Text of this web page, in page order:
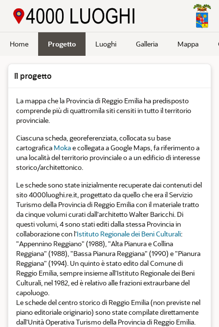
Home Progetto Luoghi Galleria Mappa
Il progetto
La mappa che la Provincia di Reggio Emilia ha predisposto
comprende più di quattromila siti censiti in tutto il territorio
provinciale.
Ciascuna scheda, georeferenziata, collocata su base
cartografica Mokae collegata a Google Maps, fa riferimento a
una località del territorio provinciale o a un edificio di interesse
storico/architettonico.
Le schede sono state inizialmente recuperate dai contenuti del
sito 4000luoghi.re.it, progettato da quello che era il Servizio
Turismo della Provincia di Reggio Emilia con il materiale tratto
da cinque volumi curati dall'architetto Walter Baricchi. Di
questi volumi, 4 sono stati editi dalla stessa Provincia in
collaborazione con l'Istituto Regionale dei Beni Culturali:
"Appennino Reggiano" (1988), "Alta Pianura e Collina
Reggiana" (1988), "Bassa Pianura Reggiana" (1990) e "Pianura
Reggiana" (1994). Un quinto è stato edito dal Comune di
Reggio Emilia, sempre insieme all'Istituto Regionale dei Beni
Culturali, nel 1982, ed è relativo alle frazioni extraurbane del
capoluogo.
Le schede del centro storico di Reggio Emilia (non previste nel
piano editoriale originario) sono state compilate direttamente
dall'Unità Operativa Turismo della Provincia di Reggio Emilia.